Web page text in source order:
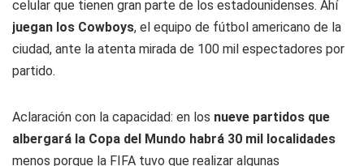
celular que tienen gran parte de los estadounidenses. Ahí
juegan los Cowboys, el equipo de fútbol americano de la
ciudad, ante la atenta mirada de 100 mil espectadores por
partido.
Aclaración con la capacidad: en los nueve partidos que
albergará la Copa del Mundo habrá 30 mil localidades
menos porque la FIFA tuvo que realizar algunas